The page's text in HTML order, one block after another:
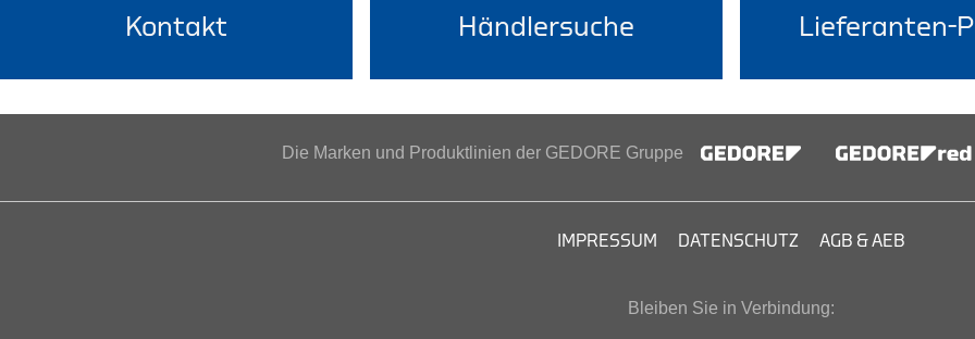
Kontakt Händlersuche Lieferanten-
Die Marken und Produktlinien der GEDORE Gruppe
IMPRESSUM DATENSCHUTZ AGB & AEB
Bleiben Sie in Verbindung: